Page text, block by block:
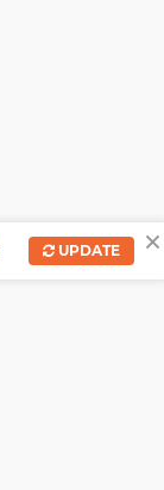
×
UPDATE